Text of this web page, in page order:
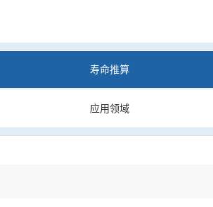
寿命推算
应用领域